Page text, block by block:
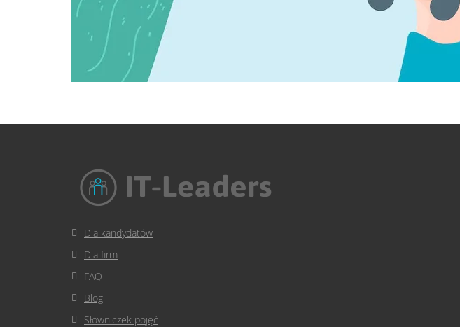
Dla kandydatów
Dla firm
FAQ
Blog
Słowniczek pojęć